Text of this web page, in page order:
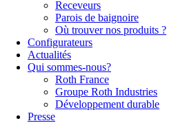
Receveurs
Parois de baignoire
Où trouver nos produits ?
Configurateurs
Actualités
Qui sommes-nous?
Roth France
Groupe Roth Industries
Développement durable
Presse